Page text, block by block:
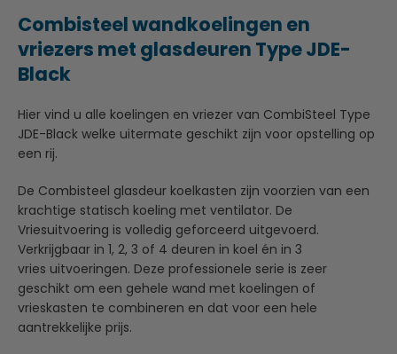
Combisteel wandkoelingen en
vriezers met glasdeuren Type JDE-
Black
Hier vind u alle koelingen en vriezer van CombiSteel Type
JDE-Black welke uitermate geschikt zijn voor opstelling op
een rij.
De Combisteel glasdeur koelkasten zijn voorzien van een
krachtige statisch koeling met ventilator. De
Vriesuitvoering is volledig geforceerd uitgevoerd.
Verkrijgbaar in 1, 2, 3 of 4 deuren in koel én in 3
vries uitvoeringen. Deze professionele serie is zeer
geschikt om een gehele wand met koelingen of
vrieskasten te combineren en dat voor een hele
aantrekkelijke prijs.